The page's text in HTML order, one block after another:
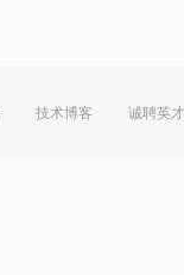
技术博客 诚聘英才